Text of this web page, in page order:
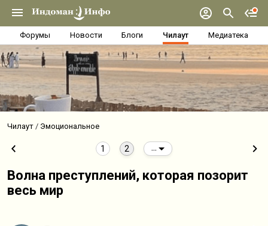
Форумы Новости Блоги Чилаут Медиатека
Чилаут Эмоциональное
1 2
Волна преступлений, которая позорит
весь мир